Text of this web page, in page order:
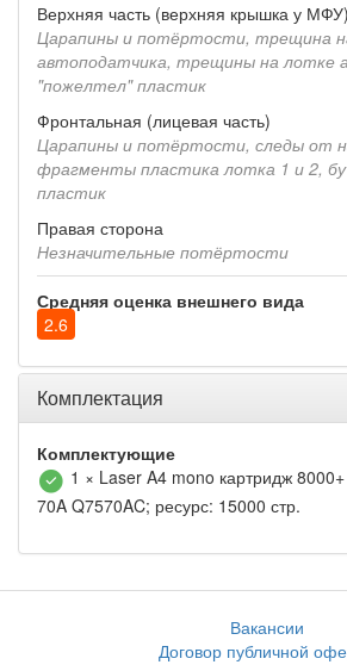
Верхняя часть (верхняя крышка у МФУ)
Царапины и потёртости, трещина
автоподатчика, трещины на лотке
"пожелтел" пластик
Фронтальная (лицевая часть)
Царапины и потёртости, следы от
фрагменты пластика лотка 1 и 2,
пластик
Правая сторона
Незначительные потёртости
Средняя оценка внешнего вида
2.6
Комплектация
Комплектующие
1 × Laser A4 mono картридж 8000+
70A Q7570AC; ресурс: 15000 стр.
Вакансии
Договор публичной